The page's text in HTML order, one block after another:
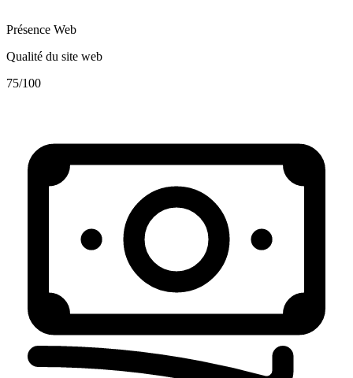
Présence Web
Qualité du site web
75/100